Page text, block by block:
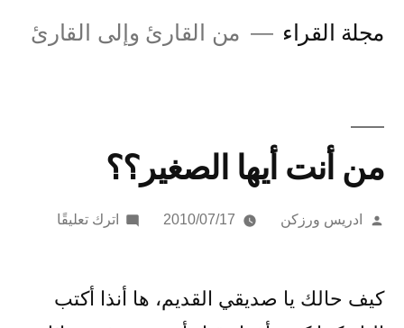
مجلة القراء من القارئ وإلى القارئ
من أنت أيها الصغير؟؟
تمّ
ادريس ورزكن 2010/07/17 اترك تعليقًا
كيف حالك يا صديقي القديم، ها أنذا أكتب